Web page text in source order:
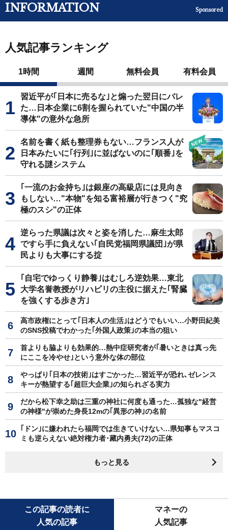
INFORMATION Sponsored
人気記事ランキング
1時間 週間 無料会員 有料会員
習近平が｢日本に売るな｣と煽った翌日にバレ
た…日本企業に6割を握られていた"中国の半
導体"の意外な急所
名前を書く紙も整理券もない…フランス人が
日本みたいに｢行列｣に並ばないのに｢順番｣を
守れる謎システム
｢一流のお金持ち｣は銀座の高級店には見向き
もしない…"本物"を知る富裕層が行きつく"究
極のスシ"の正体
逆らった県議は次々と姿を消した…麻生太郎
ですら手に負えない｢自民党福岡県議団｣が県
民よりも大事にする掟
｢自宅でゆっくり静養｣はむしろ逆効果…東北
大学名誉教授がリハビリの主役に据えた｢腎臓
を強くする歩き方｣
高市政権にとって｢日本人の生活｣はどうでもいい…小野田紀美
のSNS投稿でわかった｢外国人政策｣の本当の狙い
首よりも脇よりも効果的…熱中症研究者が｢暑いときは真っ先
にここを冷やせ｣という意外な体の部位
やっぱり｢日本の技術｣はすごかった…習近平が恐れ､ゼレンス
キーが熱望する｢超巨大企業｣の知られざる実力
だから松下幸之助は三重の神社に何度も通った…孤独な"経営
の神様"が崇めた身長12mの｢異形の神｣の名前
｢ドン｣に嫌われたら福岡では生きていけない…県知事もマスコ
ミも逆らえない絶対権力者･藏内勇夫(72)の正体
もっと見る
この記事の読者に
人気の記事
マネーの
人気記事